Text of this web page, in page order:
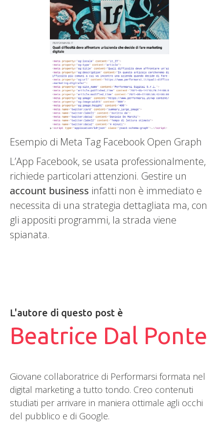
Esempio di Meta Tag Facebook Open Graph
L’App Facebook, se usata professionalmente,
richiede particolari attenzioni. Gestire un
account business infatti non è immediato e
necessita di una strategia dettagliata ma, con
gli appositi programmi, la strada viene
spianata.
L'autore di questo post è
Beatrice Dal Ponte
Giovane collaboratrice di Performarsi formata nel
digital marketing a tutto tondo. Creo contenuti
studiati per arrivare in maniera ottimale agli occhi
del pubblico e di Google.